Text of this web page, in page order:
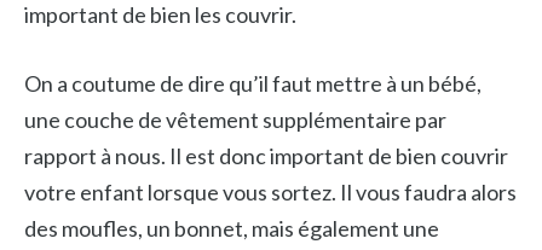
important de bien les couvrir.
On a coutume de dire qu’il faut mettre à un bébé,
une couche de vêtement supplémentaire par
rapport à nous. Il est donc important de bien couvrir
votre enfant lorsque vous sortez. Il vous faudra alors
des moufles, un bonnet, mais également une